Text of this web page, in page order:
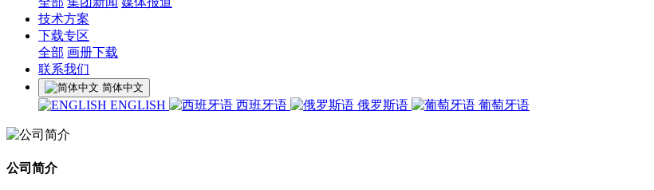
技术方案
下载专区
全部 画册下载
联系我们
简体中文
ENGLISH 西班牙语 俄罗斯语 葡萄牙语
公司简介